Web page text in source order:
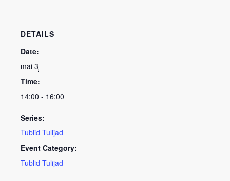
DETAILS
Date:
mai 3
Time:
14:00 - 16:00
Series:
Tublid Tulijad
Event Category:
Tublid Tulijad